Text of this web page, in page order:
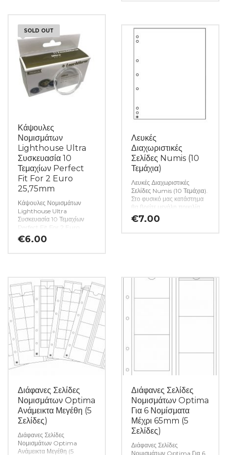
SOLD OUT
Κάψουλες
Νομισμάτων
Lighthouse Ultra
Συσκευασία 10
Τεμαχίων Perfect
Fit For 2 Euro
25,75mm
Κάψουλες Νομισμάτων
Lighthouse Ultra
Συσκευασία 10 Τεμαχίων
Perfect Fit For 2 Euro
25,75mm. Χωρίς προεξοχή
(πλαίσιο) στην περίμετρο! Οι
τα νομίσματά σας. Είναι
κατασκευασμένα από
διαφανές ακρυλικό υψηλής
ποιότητας που τα κάνει
ανθεκτικά στις γρατζουνιές.
Προσφέρουν σφιχτό
κλείσιμο ενώ είναι
ταυτόχρονα εύκολα στο
άνοιγμα. Η κάθε συσκευασία
περιέχει 10 κάψουλες. (Κωδ.
7389)
€6.00
Λευκές
Διαχωριστικές
Σελίδες Numis (10
Τεμάχια)
Λευκές Διαχωριστικές
Σελίδες Numis (10 Τεμάχια).
Στο φυσικό μας κατάστημα
θα βρείτε μεγάλη ποικιλία
ελληνικών και ξένων
νομισμάτων και
€7.00
Διάφανες Σελίδες
Νομισμάτων Optima
Ανάμεικτα Μεγέθη (5
Σελίδες)
Διάφανες Σελίδες
Νομισμάτων Optima
Ανάμεικτα Μεγέθη (5
Διάφανες Σελίδες
Νομισμάτων Optima
Για 6 Νομίσματα
Μέχρι 65mm (5
Σελίδες)
Διάφανες Σελίδες
Νομισμάτων Optima Για 6